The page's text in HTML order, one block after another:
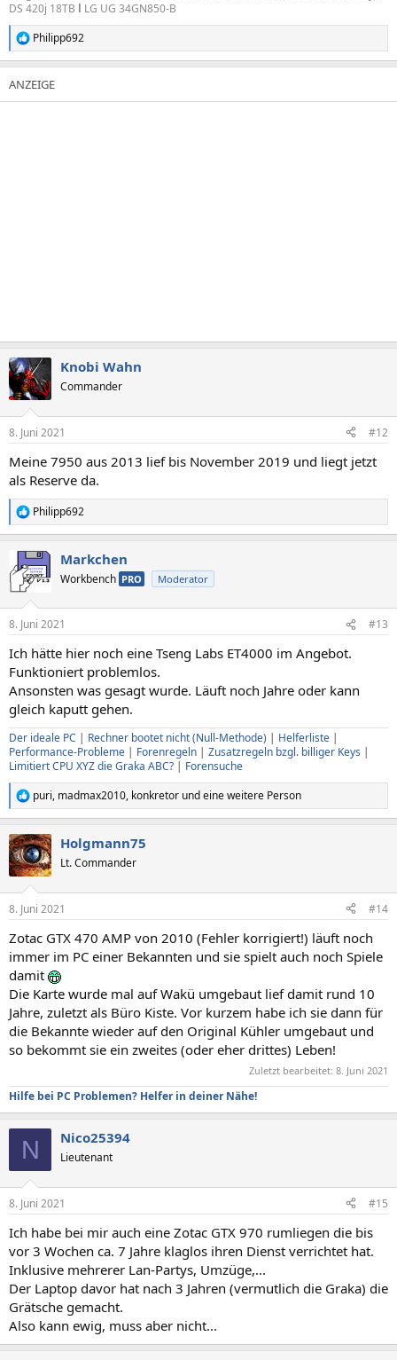
DS 420j 18TB l LG UG 34GN850-B
R
e
a
k
t
Philipp692
Knobi Wahn
Commander
8. Juni 2021 #12
Meine 7950 aus 2013 lief bis November 2019 und liegt jetzt
als Reserve da.
R
e
t
i
e
:
Philipp692
Markchen
Workbench PRO Moderator
8. Juni 2021 #13
Ich hätte hier noch eine Tseng Labs ET4000 im Angebot.
Funktioniert problemlos.
Ansonsten was gesagt wurde. Läuft noch Jahre oder kann
gleich kaputt gehen.
Der ideale PC | Rechner bootet nicht (Null-Methode) | Helferliste |
Performance-Probleme | Forenregeln | Zusatzregeln bzgl. billiger Keys |
Limitiert CPU XYZ die Graka ABC? | Forensuche
R
e
k
t
i
e
:
puri, madmax2010, konkretor und eine weitere Person
Holgmann75
Lt. Commander
8. Juni 2021 #14
Zotac GTX 470 AMP von 2010 (Fehler korrigiert!) läuft noch
immer im PC einer Bekannten und sie spielt auch noch Spiele
damit
Die Karte wurde mal auf Wakü umgebaut lief damit rund 10
Jahre, zuletzt als Büro Kiste. Vor kurzem habe ich sie dann für
die Bekannte wieder auf den Original Kühler umgebaut und
so bekommt sie ein zweites (oder eher drittes) Leben!
Zuletzt bearbeitet: 8. Juni 2021
Hilfe bei PC Problemen? Helfer in deiner Nähe!
N Nico25394
Lieutenant
8. Juni 2021 #15
Ich habe bei mir auch eine Zotac GTX 970 rumliegen die bis
vor 3 Wochen ca. 7 Jahre klaglos ihren Dienst verrichtet hat.
Inklusive mehrerer Lan-Partys, Umzüge,...
Der Laptop davor hat nach 3 Jahren (vermutlich die Graka) die
Grätsche gemacht.
Also kann ewig, muss aber nicht...